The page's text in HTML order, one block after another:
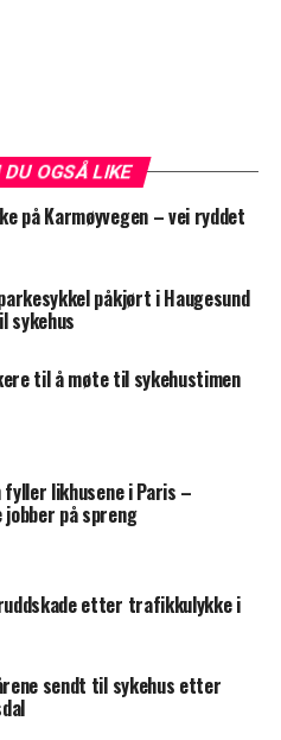
OGSÅ LIKE
på Karmøyvegen – vei ryddet
påkjørt i Haugesund
til å møte til sykehustimen
fyller likhusene i Paris –
jobber på spreng
etter trafikkulykke i
sendt til sykehus etter